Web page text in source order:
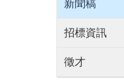
新聞稿
招標資訊
徵才